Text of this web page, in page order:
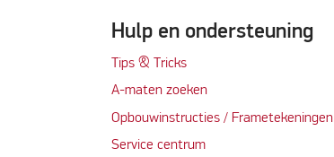
Hulp en ondersteuning
Tips & Tricks
A-maten zoeken
Opbouwinstructies / Frametekeningen
Service centrum